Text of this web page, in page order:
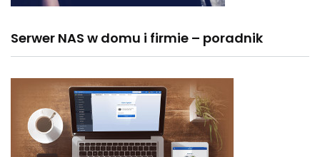
Serwer NAS w domu i firmie – poradnik